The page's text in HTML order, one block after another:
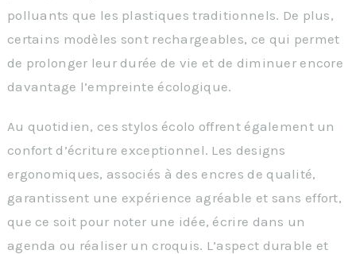
polluants que les plastiques traditionnels. De plus,
certains modèles sont rechargeables, ce qui permet
de prolonger leur durée de vie et de diminuer encore
davantage l’empreinte écologique.
Au quotidien, ces stylos écolo offrent également un
confort d’écriture exceptionnel. Les designs
ergonomiques, associés à des encres de qualité,
garantissent une expérience agréable et sans effort,
que ce soit pour noter une idée, écrire dans un
agenda ou réaliser un croquis. L’aspect durable et